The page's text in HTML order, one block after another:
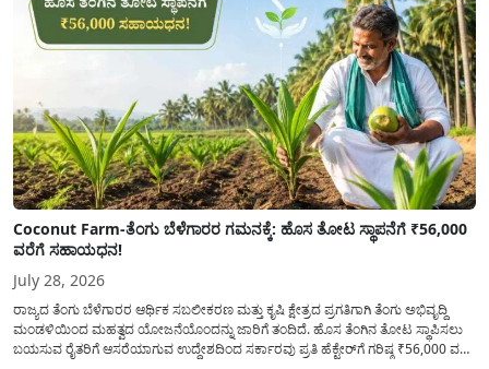
Coconut Farm-ತೆಂಗು ಬೆಳೆಗಾರರ ಗಮನಕ್ಕೆ: ಹೊಸ ತೋಟ ಸ್ಥಾಪನೆಗೆ ₹56,000
ವರೆಗೆ ಸಹಾಯಧನ!
July 28, 2026
ರಾಜ್ಯದ ತೆಂಗು ಬೆಳೆಗಾರರ ಆರ್ಥಿಕ ಸಬಲೀಕರಣ ಮತ್ತು ಕೃಷಿ ಕ್ಷೇತ್ರದ ಪ್ರಗತಿಗಾಗಿ ತೆಂಗು ಅಭಿವೃದ್ದಿ
ಮಂಡಳಿಯಿಂದ ಮಹತ್ವದ ಯೋಜನೆಯೊಂದನ್ನು ಜಾರಿಗೆ ತಂದಿದೆ. ಹೊಸ ತೆಂಗಿನ ತೋಟ ಸ್ಥಾಪಿಸಲು
ಬಯಸುವ ರೈತರಿಗೆ ಆಸರೆಯಾಗುವ ಉದ್ದೇಶದಿಂದ ಸರ್ಕಾರವು ಪ್ರತಿ ಹೆಕ್ಟೇರ್‌ಗೆ ಗರಿಷ್ಠ ₹56,000 ವರೆಗೆ